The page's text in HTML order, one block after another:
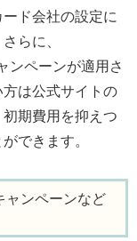
ド会社の設定に
らに、
ンペーンが適用さ
は公式サイトの
期費用を抑えつ
できます。
ャンペーンなど